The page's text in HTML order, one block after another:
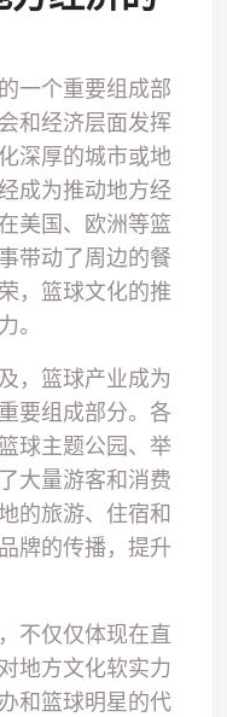
一个重要组成部
和经济层面发挥
深厚的城市或地
成为推动地方经
美国、欧洲等篮
带动了周边的餐
，篮球文化的推
。
，篮球产业成为
要组成部分。各
球主题公园、举
大量游客和消费
的旅游、住宿和
牌的传播，提升
不仅仅体现在直
地方文化软实力
和篮球明星的代